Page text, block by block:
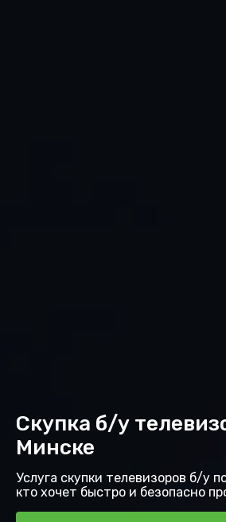
Скупка б/у
Минске
Услуга скупки телевизоров б/у
кто хочет быстро и безопасно